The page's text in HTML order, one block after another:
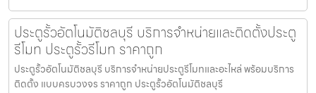
ประตูรั้วอัตโนมัติชลบุรี บริการจำหน่ายและติดตั้งประตู
รีโมท ประตูรั้วรีโมท ราคาถูก
ประตูรั้วอัตโนมัติชลบุรี บริการจำหน่ายประตูรีโมทและอะไหล่ พร้อมบริการ
ติดตั้ง แบบครบวงจร ราคาถูก ประตูรั้วอัตโนมัติชลบุรี